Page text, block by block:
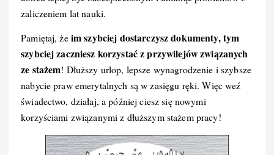
zaliczeniem lat nauki.
Pamiętaj, żeim szybciej dostarczysz dokumenty, tym
szybciej zaczniesz korzystać z przywilejów związanych
ze stażem! Dłuższy urlop, lepsze wynagrodzenie i szybsze
nabycie praw emerytalnych są w zasięgu ręki. Więc weź
świadectwo, działaj, a później ciesz się nowymi
korzyściami związanymi z dłuższym stażem pracy!